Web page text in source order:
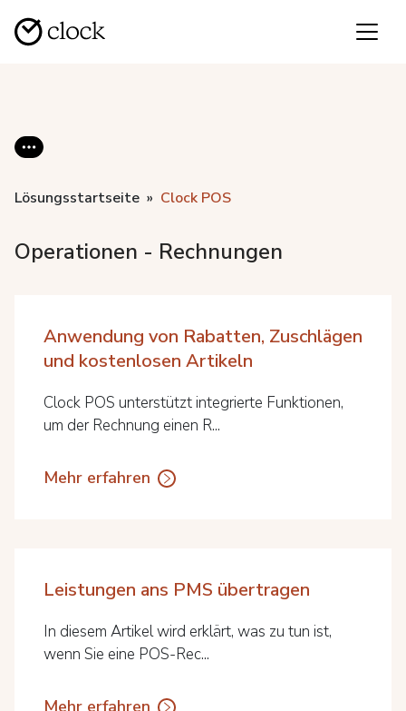
Lösungsstartseite Clock POS
Operationen - Rechnungen
Anwendung von Rabatten, Zuschlägen
und kostenlosen Artikeln
Clock POS unterstützt integrierte Funktionen,
um der Rechnung einen R...
Mehr erfahren
Leistungen ans PMS übertragen
In diesem Artikel wird erklärt, was zu tun ist,
wenn Sie eine POS-Rec...
Mehr erfahren